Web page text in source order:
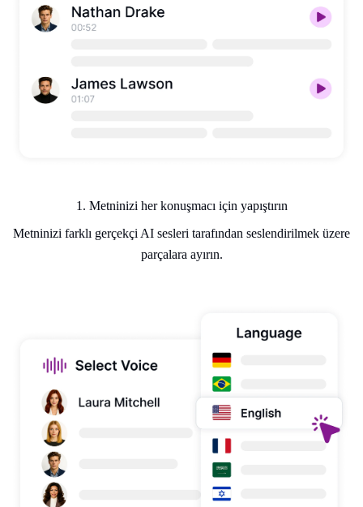
1. Metninizi her konuşmacı için yapıştırın
Metninizi farklı gerçekçi AI sesleri tarafından seslendirilmek üzere
parçalara ayırın.